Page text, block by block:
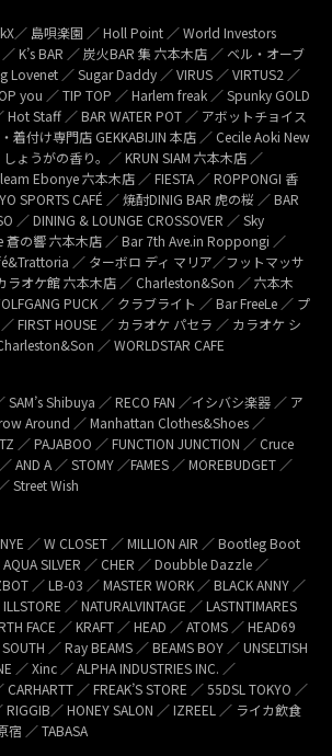
／ 島唄楽園 ／ Holl Point ／ World Investors
K’s BAR ／ 炭火BAR 集 六本木店 ／ ベル・オーブ
Lovenet ／ Sugar Daddy ／ VIRUS ／ VIRTUS2 ／
you ／ TIP TOP ／ Harlem freak ／ Spunky GOLD
Hot Staff ／ BAR WATER POT ／ アボットチョイス
着付け専門店 GEKKABIJIN 本店 ／ Cecile Aoki New
しょうがの香り。／ KRUN SIAM 六本木店 ／
Ebonye 六本木店 ／ FIESTA ／ ROPPONGI 香
SPORTS CAFÉ ／ 焼酎DINIG BAR 虎の桜 ／ BAR
／ DINING & LOUNGE CROSSOVER ／ Sky
の響 六本木店 ／ Bar 7th Ave.in Roppongi ／
／ ターボロ ディ マリア／フットマッサ
ラオケ館 六本木店 ／ Charleston&Son ／ 六本木
PUCK ／ クラブライト ／ Bar FreeLe ／ プ
FIRST HOUSE ／ カラオケ パセラ ／ カラオケ シ
／ WORLDSTAR CAFE
Shibuya ／ RECO FAN ／イシバシ楽器 ／ ア
Around ／ Manhattan Clothes&Shoes ／
／ PAJABOO ／ FUNCTION JUNCTION ／ Cruce
AND A ／ STOMY ／FAMES ／ MOREBUDGET ／
Street Wish
／ W CLOSET ／ MILLION AIR ／ Bootleg Boot
SILVER ／ CHER ／ Doubble Dazzle ／
／ LB-03 ／ MASTER WORK ／ BLACK ANNY ／
／ NATURALVINTAGE ／ LASTNTIMARES
FACE ／ KRAFT ／ HEAD ／ ATOMS ／ HEAD69
／ Ray BEAMS ／ BEAMS BOY ／ UNSELTISH
／ Xinc ／ ALPHA INDUSTRIES INC. ／
CARHARTT ／ FREAK’S STORE ／ 55DSL TOKYO ／
RIGGIB／ HONEY SALON ／ IZREEL ／ ライカ飲食
宿 ／ TABASA